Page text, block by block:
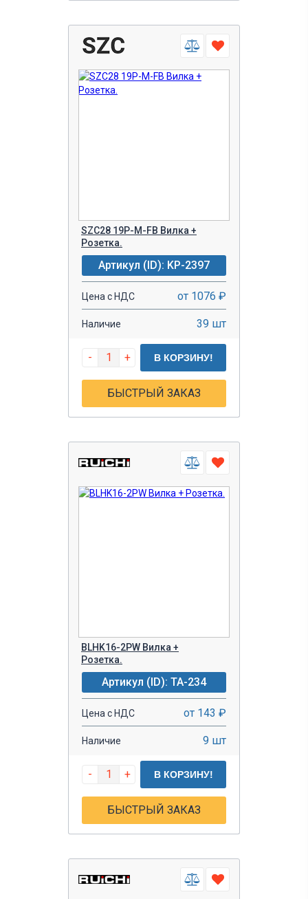
SZC28 19P-M-FB Вилка +
Розетка.
Артикул (ID): KP-2397
Цена с НДС от 1076 ₽
Наличие 39 шт
- + В КОРЗИНУ!
БЫСТРЫЙ ЗАКАЗ
BLHK16-2PW Вилка +
Розетка.
Артикул (ID): TA-234
Цена с НДС от 143 ₽
Наличие 9 шт
- + В КОРЗИНУ!
БЫСТРЫЙ ЗАКАЗ